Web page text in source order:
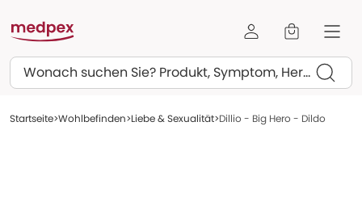
Suchen
Startseite Wohlbefinden Liebe & Sexualität Dillio - Big Hero - Dildo